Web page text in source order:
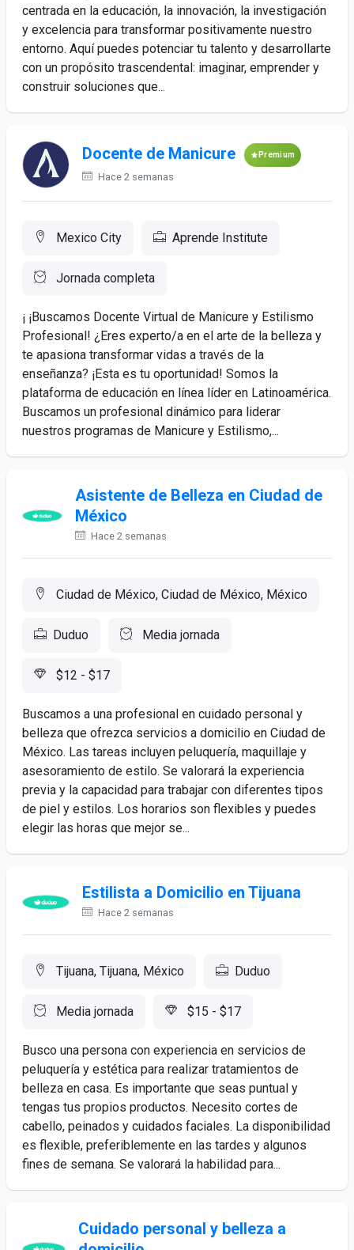
centrada en la educación, la innovación, la investigación
y excelencia para transformar positivamente nuestro
entorno. Aquí puedes potenciar tu talento y desarrollarte
con un propósito trascendental: imaginar, emprender y
construir soluciones que...
Docente de Manicure Premium
Hace 2 semanas
Mexico City Aprende Institute
Jornada completa
¡ ¡Buscamos Docente Virtual de Manicure y Estilismo
Profesional! ¿Eres experto/a en el arte de la belleza y
te apasiona transformar vidas a través de la
enseñanza? ¡Esta es tu oportunidad! Somos la
plataforma de educación en línea líder en Latinoamérica.
Buscamos un profesional dinámico para liderar
nuestros programas de Manicure y Estilismo,...
Asistente de Belleza en Ciudad de
México
Hace 2 semanas
Ciudad de México, Ciudad de México, México
Duduo Media jornada
$12 - $17
Buscamos a una profesional en cuidado personal y
belleza que ofrezca servicios a domicilio en Ciudad de
México. Las tareas incluyen peluquería, maquillaje y
asesoramiento de estilo. Se valorará la experiencia
previa y la capacidad para trabajar con diferentes tipos
de piel y estilos. Los horarios son flexibles y puedes
elegir las horas que mejor se...
Estilista a Domicilio en Tijuana
Hace 2 semanas
Tijuana, Tijuana, México Duduo
Media jornada $15 - $17
Busco una persona con experiencia en servicios de
peluquería y estética para realizar tratamientos de
belleza en casa. Es importante que seas puntual y
tengas tus propios productos. Necesito cortes de
cabello, peinados y cuidados faciales. La disponibilidad
es flexible, preferiblemente en las tardes y algunos
fines de semana. Se valorará la habilidad para...
Cuidado personal y belleza a